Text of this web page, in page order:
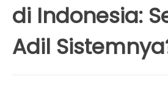
di Indonesia:
Adil